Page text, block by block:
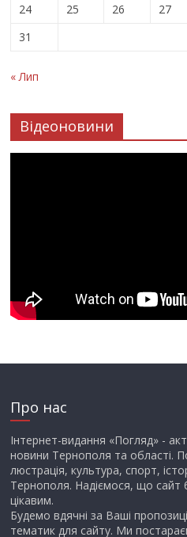
24
25 26 27
31
« Лип
Відеоновини
Про нас
Інтернет-видання «Погляд» -
новини Тернополя та області.
люстрація, культура, спорт,
Тернополя. Надіємося, що сайт
цікавим.
Будемо вдячні за Ваші
тематик для сайту. Ми